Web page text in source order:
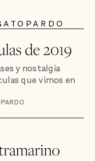
de 2019
y nostalgia
que vimos en